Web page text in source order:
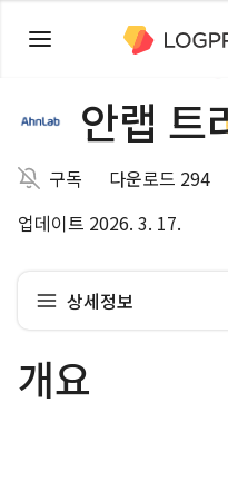
안랩 트
구독
다운로드 294
업데이트 2026. 3. 17.
상세정보
개요